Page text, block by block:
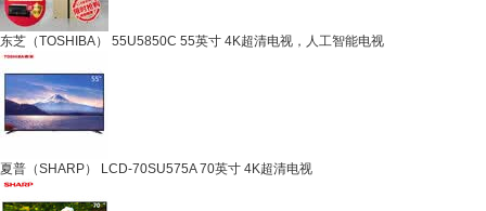
东芝（TOSHIBA） 55U5850C 55英寸 4K超清电视，人工智能电视
夏普（SHARP） LCD-70SU575A 70英寸 4K超清电视